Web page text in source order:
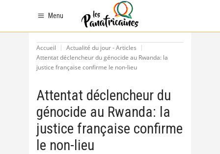
Menu
Accueil
Actualité du jour - Articles
Attentat déclencheur du génocide au Rwanda: la
justice française confirme le non-lieu
Attentat déclencheur du
génocide au Rwanda: la
justice française confirme
le non-lieu